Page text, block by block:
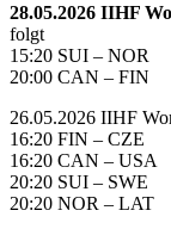
28.05.2026 IIHF
folgt
15:20 SUI – NOR
20:00 CAN – FIN
26.05.2026 IIHF
16:20 FIN – CZE
16:20 CAN – USA
20:20 SUI – SWE
20:20 NOR – LAT